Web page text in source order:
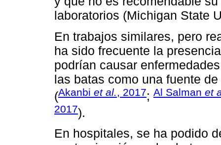
laboratorios (Michigan State
En trabajos similares, pero
ha sido frecuente la
podrían causar
las batas como una fuente
(Akanbi et al., 2017; Al Salman et
2017).
En hospitales, se ha podido